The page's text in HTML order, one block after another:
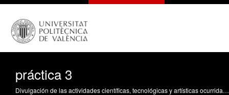
práctica 3
Divulgación de las actividades científicas, tecnológicas y artísticas ocurridas en los tres campus de la UPV